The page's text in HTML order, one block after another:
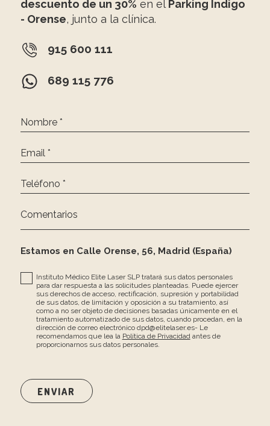
descuento de un 30% en el Parking Indigo
- Orense, junto a la clínica.
915 600 111
689 115 776
Nombre *
Email *
Teléfono *
Comentarios
Estamos en Calle Orense, 56, Madrid (España)
Instituto Médico Elite Laser SLP tratará sus datos personales
para dar respuesta a las solicitudes planteadas. Puede ejercer
sus derechos de acceso, rectificación, supresión y portabilidad
de sus datos, de limitación y oposición a su tratamiento, así
como a no ser objeto de decisiones basadas únicamente en el
tratamiento automatizado de sus datos, cuando procedan, en la
dirección de correo electrónico dpd@elitelaser.es- Le
recomendamos que lea la Política de Privacidadantes de
proporcionarnos sus datos personales.